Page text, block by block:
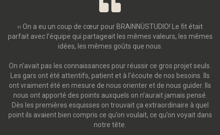
‹‹ On a eu un coup de cœur pour BRAINNÜSTUDIO! Le fit était
parfait avec l’équipe qui partageait les mêmes valeurs, les mêmes
idées, les mêmes goûts que nous.
On n’avait pas les connaissances pour réussir ce gros projet seuls.
Les gars ont été attentifs, patient et à l’écoute de nos besoins. Ils
ont vraiment été en mesure de nous orienter et de nous guider. Ils
nous ont apporté des points auxquels on n’aurait jamais pensé.
Dès les premières esquisses on trouvait ça extraordinaire à quel
point ils avaient bien compris ce qu’on voulait, ce qu’on voyait dans
notre tête.